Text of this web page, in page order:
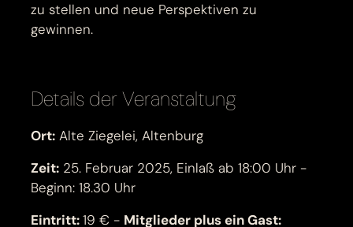
zu stellen und neue Perspektiven zu
gewinnen.
Details der Veranstaltung
Ort: Alte Ziegelei, Altenburg
Zeit: 25. Februar 2025, Einlaß ab 18:00 Uhr -
Beginn: 18.30 Uhr
Eintritt:19 € - Mitglieder plus ein Gast: